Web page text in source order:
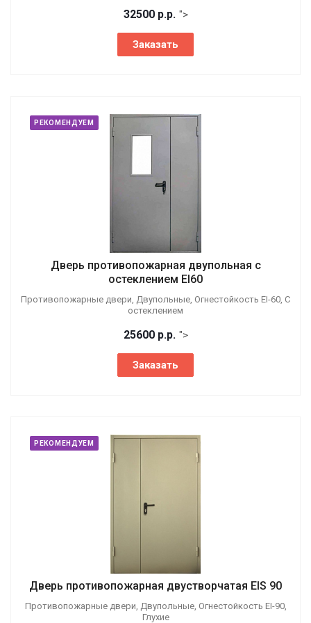
32500 р.р. ">
Заказать
РЕКОМЕНДУЕМ
Дверь противопожарная двупольная с
остеклением EI60
Противопожарные двери, Двупольные, Огнестойкость EI-60, С
остеклением
25600 р.р. ">
Заказать
РЕКОМЕНДУЕМ
Дверь противопожарная двустворчатая EIS 90
Противопожарные двери, Двупольные, Огнестойкость EI-90,
Глухие